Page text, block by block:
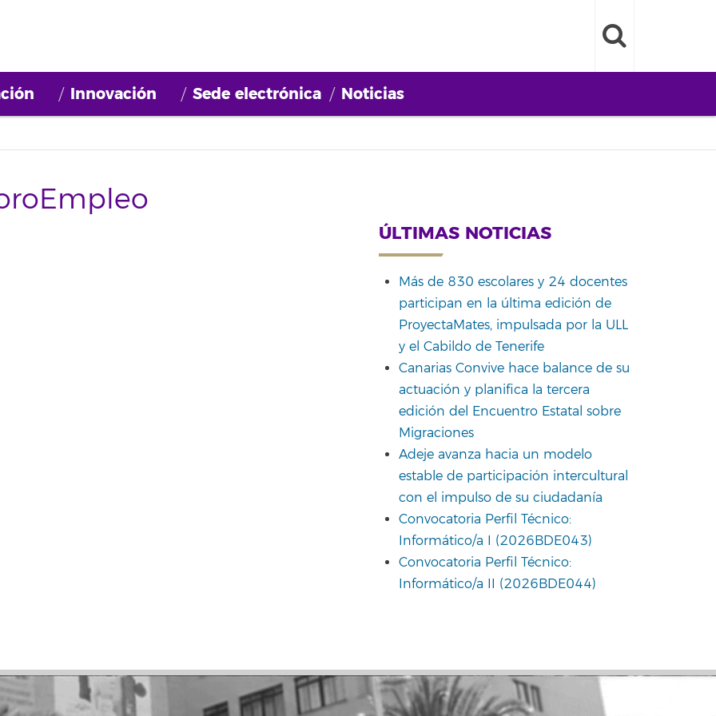
Innovación Sede electrónica Noticias
ÚLTIMAS NOTICIAS
Más de 830 escolares y 24 docentes
participan en la última edición de
ProyectaMates, impulsada por la ULL
y el Cabildo de Tenerife
Canarias Convive hace balance de su
actuación y planifica la tercera
edición del Encuentro Estatal sobre
Migraciones
Adeje avanza hacia un modelo
estable de participación intercultural
con el impulso de su ciudadanía
Convocatoria Perfil Técnico:
Informático/a I (2026BDE043)
Convocatoria Perfil Técnico:
Informático/a II (2026BDE044)